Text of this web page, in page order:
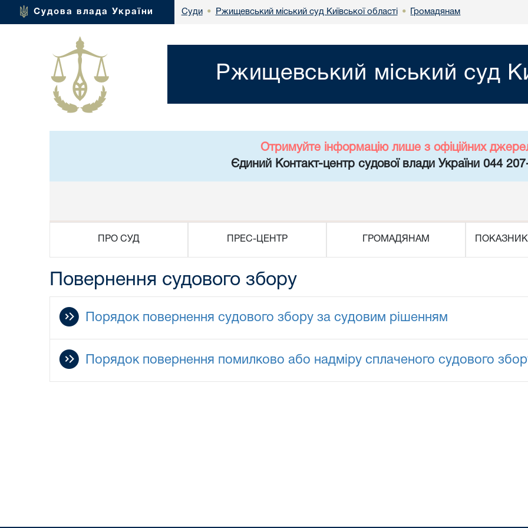
Судова влада України Суди • Ржищевський міський суд Київської області • Громадянам
Ржищевський міський суд
Отримуйте інформацію лише з офіційних
Єдиний Контакт-центр судової влади України 044
ПРО СУД ПРЕС-ЦЕНТР ГРОМАДЯНАМ
Повернення судового збору
Порядок повернення судового збору за судовим рішенням
Порядок повернення помилково або надміру сплаченого судового